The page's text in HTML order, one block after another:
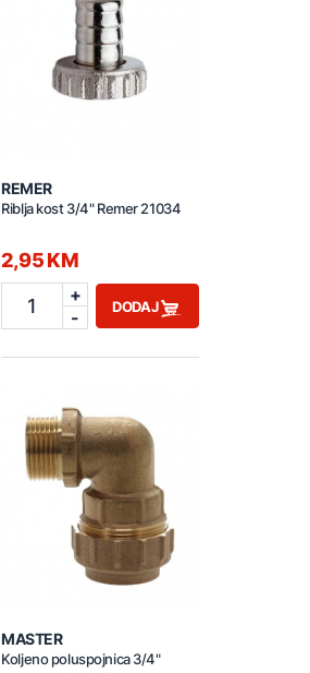
REMER
Riblja kost 3/4" Remer 21034
2,95 KM
1
+
-
DODAJ
MASTER
Koljeno poluspojnica 3/4"